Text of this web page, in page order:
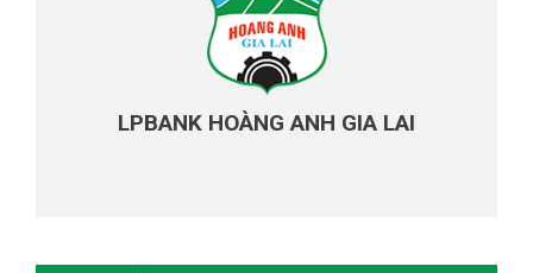
LPBANK HOÀNG ANH GIA LAI